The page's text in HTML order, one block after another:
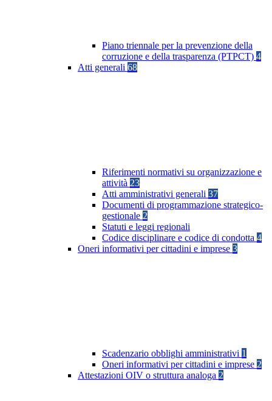
Piano triennale per la prevenzione della
corruzione e della trasparenza (PTPCT) 4
Atti generali 68
Riferimenti normativi su organizzazione e
attività 23
Atti amministrativi generali 37
Documenti di programmazione strategico-
gestionale 2
Statuti e leggi regionali
Codice disciplinare e codice di condotta 4
Oneri informativi per cittadini e imprese 3
Scadenzario obblighi amministrativi 1
Oneri informativi per cittadini e imprese 2
Attestazioni OIV o struttura analoga 2